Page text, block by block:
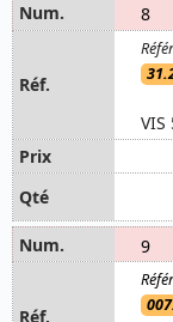
8
VIS
9